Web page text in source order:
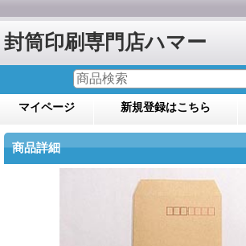
封筒印刷専門店ハマー
マイページ 新規登録はこちら
商品詳細